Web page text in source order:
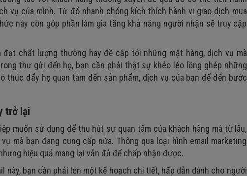
vụ của mình. Từ đó nhanh chóng kích thích hành vi giao dịch mua
này còn góp phần làm gia tăng khả năng người nhận sẽ truy cập
chất lượng thường hay đề cập tới những mặt hàng, dịch vụ mà
thư gửi đến họ, bạn cần phải thật sự khéo léo lồng ghép những
thúc đẩy họ quan tâm đến sản phẩm, dịch vụ của bạn để đến bước
trở lại
muốn sử dụng để thu hút sự quan tâm của khách hàng mà từ lâu,
mà bạn đang cung cấp nữa. Thông qua loại hình email marketing
hiệu quả mang lại vẫn đủ để chấp nhận được.
này, bạn cần phải lên một kế hoạch chi tiết, hấp dẫn dành cho người